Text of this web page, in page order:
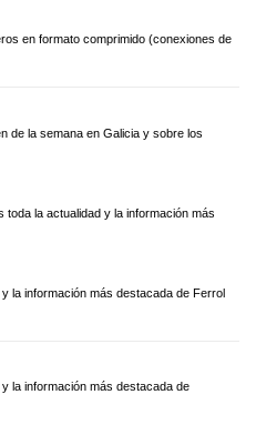
en formato comprimido (conexiones de
de la semana en Galicia y sobre los
toda la actualidad y la información más
la información más destacada de Ferrol
la información más destacada de